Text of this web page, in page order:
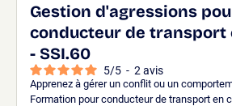
Gestion d'agressions
conducteur de transport
- SSI.60
5/5 - 2 avis
Apprenez à gérer un conflit ou un
Formation pour conducteur de transport en